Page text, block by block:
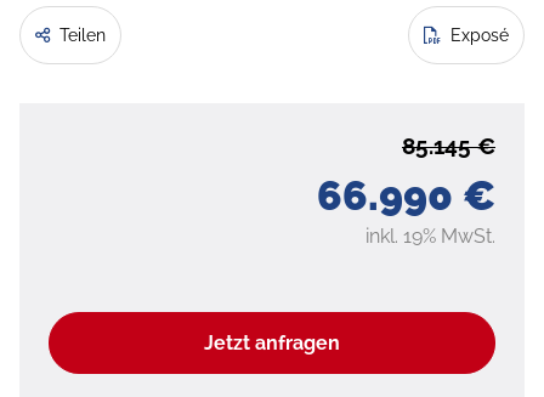
Teilen Exposé
66.990 €
85.145 €
inkl. 19% MwSt.
Jetzt anfragen